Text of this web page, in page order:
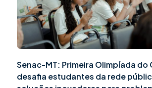
Senac-MT: Primeira Olimpíada do
desafia estudantes da rede